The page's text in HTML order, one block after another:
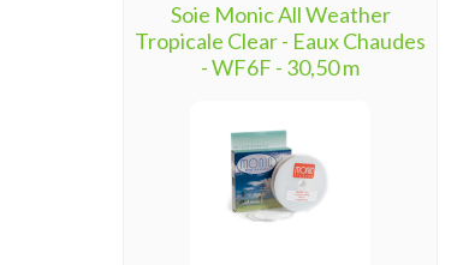
Soie Monic All Weather
Tropicale Clear - Eaux Chaudes
- WF6F - 30,50 m